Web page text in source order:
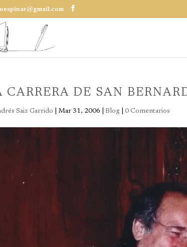
CARRERA DE SAN
Saiz Garrido Mar 31, 2006 Blog| 0 Comentarios